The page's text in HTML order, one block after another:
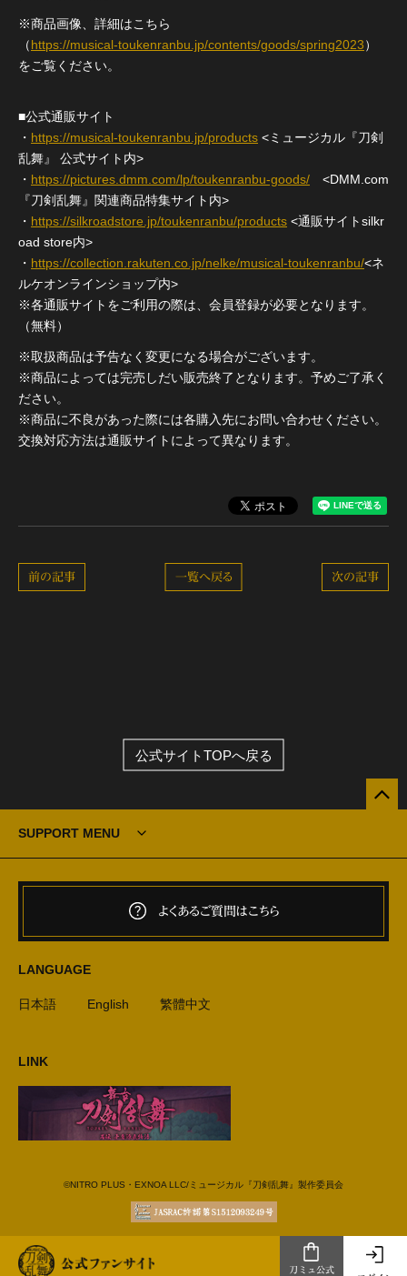
刀ミュ公式
※商品画像、詳細はこちら
（https://musical-toukenranbu.jp/contents/goods/spring2023）
をご覧ください。
■公式通販サイト
・ https://musical-toukenranbu.jp/products <ミュージカル『刀剣
乱舞』 公式サイト内>
・ https://pictures.dmm.com/lp/toukenranbu-goods/ <DMM.com
『刀剣乱舞』関連商品特集サイト内>
・ https://silkroadstore.jp/toukenranbu/products <通販サイトsilkr
oad store内>
・ https://collection.rakuten.co.jp/nelke/musical-toukenranbu/<ネ
ルケオンラインショップ内>
※各通販サイトをご利用の際は、会員登録が必要となります。
（無料）
※取扱商品は予告なく変更になる場合がございます。
※商品によっては完売しだい販売終了となります。予めご了承く
ださい。
※商品に不良があった際には各購入先にお問い合わせください。
交換対応方法は通販サイトによって異なります。
次の記事
一覧へ戻る
前の記事
公式サイトTOPへ戻る
SUPPORT MENU
よくあるご質問はこちら
LANGUAGE
日本語 English 繁體中文
LINK
©NITRO PLUS・EXNOA LLC/ミュージカル『刀剣乱舞』製作委員会